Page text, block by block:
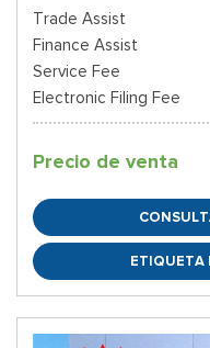
Trade Assist
Finance Assist
Service Fee
Electronic Filing Fee
Precio de venta
ETIQUETA